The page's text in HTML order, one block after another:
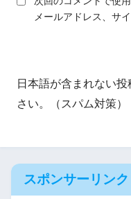
メールアドレス、サ
日本語が含まれない
さい。（スパム対策）
スポンサーリンク